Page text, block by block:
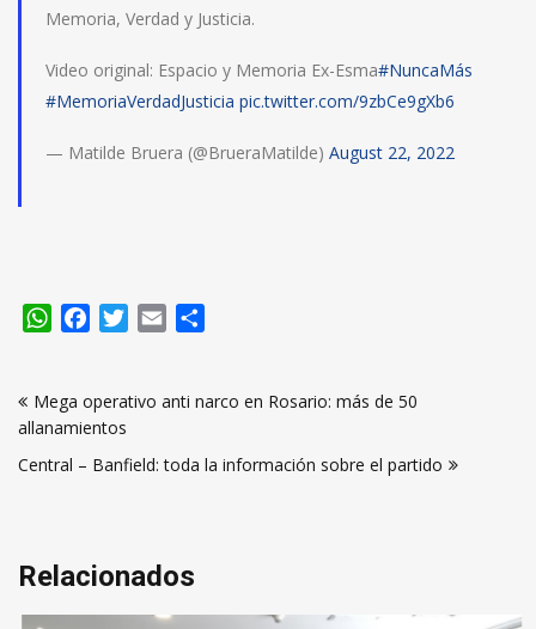
Memoria, Verdad y Justicia.
Video original: Espacio y Memoria Ex-Esma#NuncaMás
#MemoriaVerdadJusticia pic.twitter.com/9zbCe9gXb6
— Matilde Bruera (@BrueraMatilde) August 22, 2022
WhatsApp
FacebookTwitter
Email
de
entradas
Mega operativo anti narco en Rosario: más de 50
allanamientos
Central – Banfield: toda la información sobre el partido
Relacionados